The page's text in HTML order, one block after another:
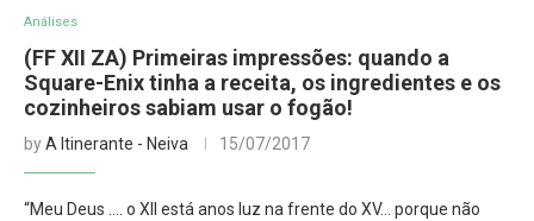
Análises
(FF XII ZA) Primeiras impressões: quando a
Square-Enix tinha a receita, os ingredientes e os
cozinheiros sabiam usar o fogão!
byA Itinerante - Neiva 15/07/2017
“Meu Deus …. o XII está anos luz na frente do XV… porque não